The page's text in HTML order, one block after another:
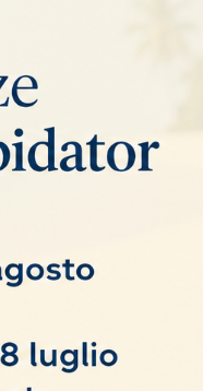
titanio, niobio,
enon.
commerciali e di